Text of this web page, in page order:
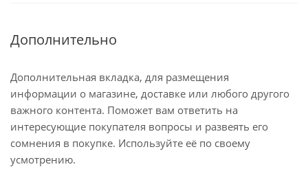
Дополнительно
Дополнительная вкладка, для размещения
информации о магазине, доставке или любого другого
важного контента. Поможет вам ответить на
интересующие покупателя вопросы и развеять его
сомнения в покупке. Используйте её по своему
усмотрению.